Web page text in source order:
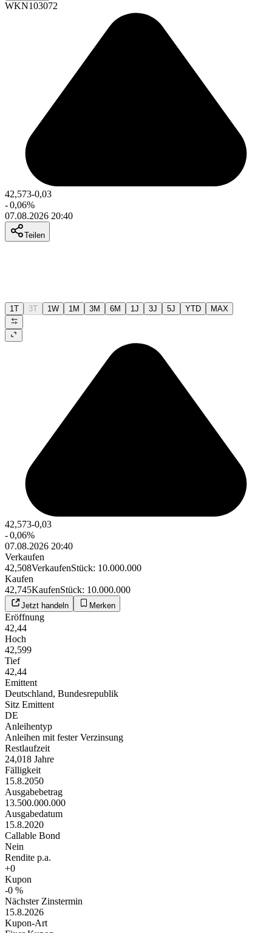
WKN103072
42,573-0,03
-0,06%
07.08.2026 20:40
Teilen
1T 3T 1W 1M 3M 6M 1J 3J 5J YTD MAX
42,573-0,03
-0,06%
07.08.2026 20:40
Verkaufen
42,508VerkaufenStück: 10.000.000
Kaufen
42,745KaufenStück: 10.000.000
Jetzt handeln Merken
Eröffnung
42,44
Hoch
42,599
Tief
42,44
Emittent
Deutschland, Bundesrepublik
Sitz Emittent
DE
Anleihentyp
Anleihen mit fester Verzinsung
Restlaufzeit
24,018 Jahre
Fälligkeit
15.8.2050
Ausgabebetrag
13.500.000.000
Ausgabedatum
15.8.2020
Callable Bond
Nein
Rendite p.a.
+0
Kupon
-0 %
Nächster Zinstermin
15.8.2026
Kupon-Art